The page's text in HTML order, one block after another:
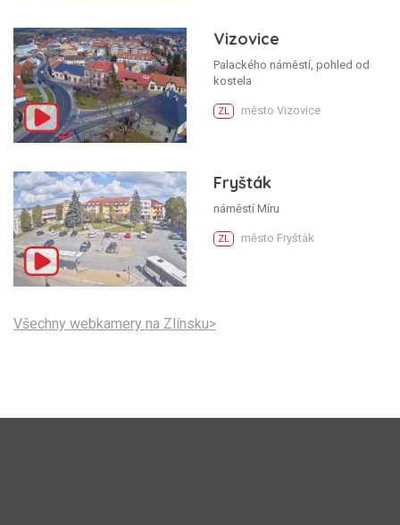
Vizovice
Palackého náměstí, pohled od
kostela
ZL město Vizovice
Fryšták
náměstí Míru
ZL město Fryšták
Všechny webkamery na Zlínsku>